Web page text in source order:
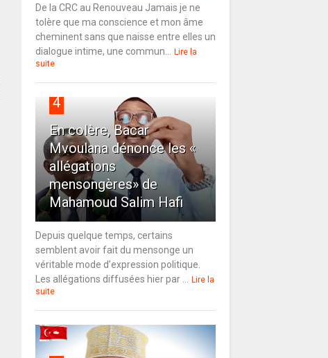
De la CRC au Renouveau Jamais je ne
tolère que ma conscience et mon âme
cheminent sans que naisse entre elles un
dialogue intime, une commun...
Lire la
suite
4
En colère, Bacar
Mvoulana dénonce les «
allégations
mensongères» de
Mahamoud Salim Hafi
Depuis quelque temps, certains
semblent avoir fait du mensonge un
véritable mode d’expression politique.
Les allégations diffusées hier par ...
Lire la
suite